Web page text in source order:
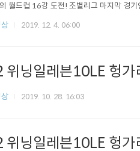
월드컵 16강 도전! 조별리그 마지막 경
2019. 12. 4. 06:00
위닝일레븐10LE 헝
2019. 10. 28. 16:03
위닝일레븐10LE 헝